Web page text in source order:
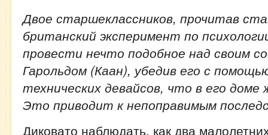
Двое старшеклассников, прочитав
британский эксперимент по
провести нечто подобное над своим
Гарольдом (Каан), убедив его с
технических девайсов, что в его доме
Это приводит к непоправимым
Диковато наблюдать, как два